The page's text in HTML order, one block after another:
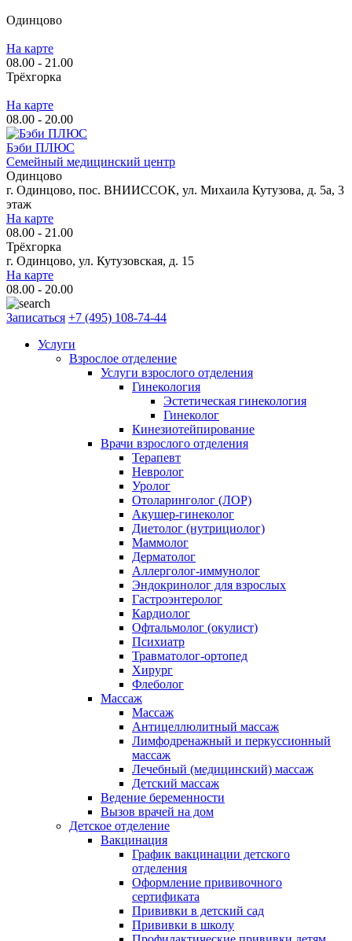
Одинцово
На карте
08.00 - 21.00
Трёхгорка
На карте
08.00 - 20.00
Бэби ПЛЮС
Семейный медицинский центр
Одинцово
г. Одинцово, пос. ВНИИССОК, ул. Михаила Кутузова, д. 5а, 3
этаж
На карте
08.00 - 21.00
Трёхгорка
г. Одинцово, ул. Кутузовская, д. 15
На карте
08.00 - 20.00
Записаться +7 (495) 108-74-44
Услуги
Взрослое отделение
Услуги взрослого отделения
Гинекология
Эстетическая гинекология
Гинеколог
Кинезиотейпирование
Врачи взрослого отделения
Терапевт
Невролог
Уролог
Отоларинголог (ЛОР)
Акушер-гинеколог
Диетолог (нутрициолог)
Маммолог
Дерматолог
Аллерголог-иммунолог
Эндокринолог для взрослых
Гастроэнтеролог
Кардиолог
Офтальмолог (окулист)
Психиатр
Травматолог-ортопед
Хирург
Флеболог
Массаж
Массаж
Антицеллюлитный массаж
Лимфодренажный и перкуссионный
массаж
Лечебный (медицинский) массаж
Детский массаж
Ведение беременности
Вызов врачей на дом
Детское отделение
Вакцинация
График вакцинации детского
отделения
Оформление прививочного
сертификата
Прививки в детский сад
Прививки в школу